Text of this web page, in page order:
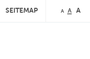
SEITEMAP A A A